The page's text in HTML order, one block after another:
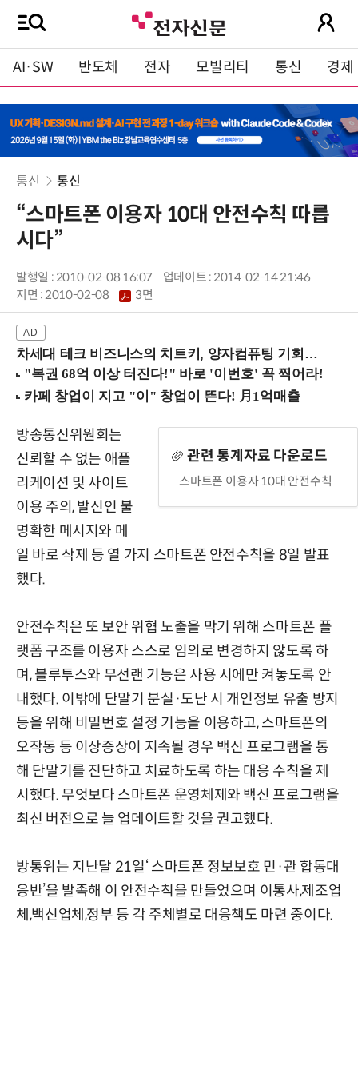
AI·SW 반도체 전자 모빌리티 통신 경제
통신 통신
“스마트폰 이용자 10대 안전수칙 따릅
시다”
발행일 : 2010-02-08 16:07
업데이트 : 2014-02-14 21:46
지면 :2010-02-08 3면
차세대 테크 비즈니스의 치트키, 양자컴퓨팅 기회를 선점하라! (8/28 강남역)
관련 통계자료 다운로드
스마트폰 이용자 10대 안전수칙
방송통신위원회는
신뢰할 수 없는 애플
리케이션 및 사이트
이용 주의, 발신인 불
명확한 메시지와 메
일 바로 삭제 등 열 가지 스마트폰 안전수칙을 8일 발표
했다.
안전수칙은 또 보안 위협 노출을 막기 위해 스마트폰 플
랫폼 구조를 이용자 스스로 임의로 변경하지 않도록 하
며, 블루투스와 무선랜 기능은 사용 시에만 켜놓도록 안
내했다. 이밖에 단말기 분실·도난 시 개인정보 유출 방지
등을 위해 비밀번호 설정 기능을 이용하고, 스마트폰의
오작동 등 이상증상이 지속될 경우 백신 프로그램을 통
해 단말기를 진단하고 치료하도록 하는 대응 수칙을 제
시했다. 무엇보다 스마트폰 운영체제와 백신 프로그램을
최신 버전으로 늘 업데이트할 것을 권고했다.
방통위는 지난달 21일‘ 스마트폰 정보보호 민·관 합동대
응반’을 발족해 이 안전수칙을 만들었으며 이통사,제조업
체,백신업체,정부 등 각 주체별로 대응책도 마련 중이다.